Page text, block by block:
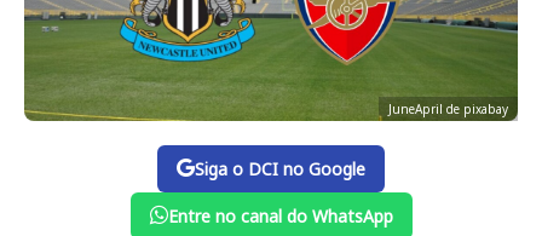
JuneApril de pixabay
Siga o DCI no Google
Entre no canal do WhatsApp